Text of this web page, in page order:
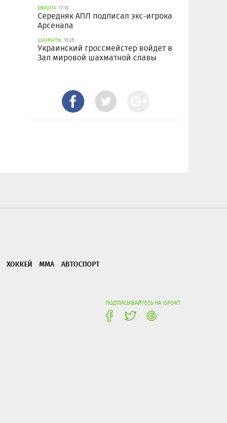
ЕВРОПА 17:10
Середняк АПЛ подписал экс-игрока
Арсенала
ШАХМАТЫ 16:25
Украинский гроссмейстер войдет в
Зал мировой шахматной славы
ХОККЕЙ ММА АВТОСПОРТ
ПОДПИСЫВАЙТЕСЬ НА ISPORT